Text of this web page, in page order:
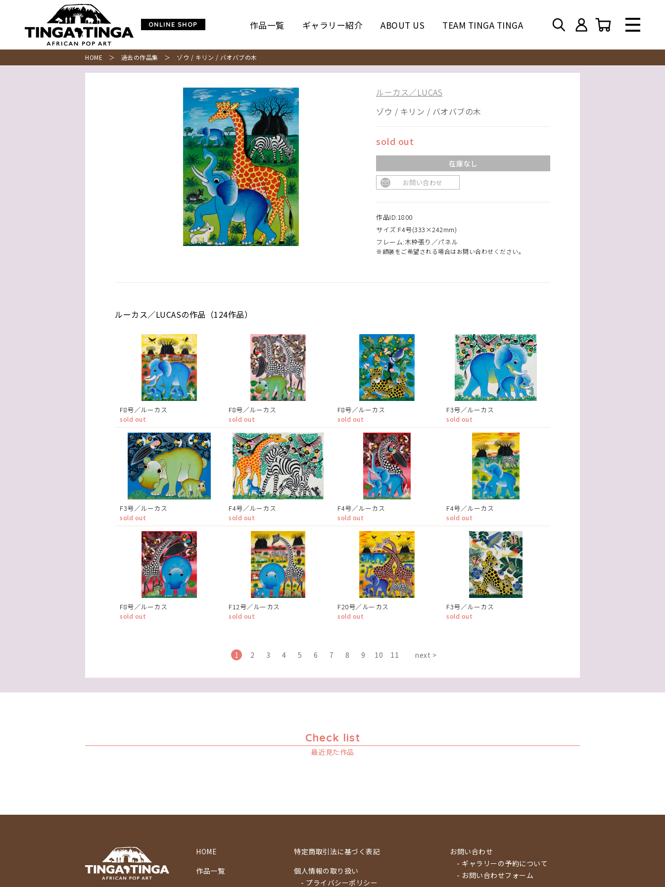
ONLINE SHOP 作品一覧 ギャラリー紹介 ABOUT US TEAM TINGA TINGA
HOME ＞ 過去の作品集 ＞ ゾウ / キリン / バオバブの木
ルーカス／LUCAS
ゾウ / キリン / バオバブの木
sold out
在庫なし
お問い合わせ
作品ID:1800
サイズ:F4号(333×242mm)
フレーム:木枠張り／パネル
※額装をご希望される場合はお問い合わせください。
ルーカス／LUCASの作品（124作品）
F8号／ルーカス
sold out
F8号／ルーカス
sold out
F8号／ルーカス
sold out
F3号／ルーカス
sold out
F3号／ルーカス
sold out
F4号／ルーカス
sold out
F4号／ルーカス
sold out
F4号／ルーカス
sold out
F8号／ルーカス
sold out
F12号／ルーカス
sold out
F20号／ルーカス
sold out
F3号／ルーカス
sold out
1 2 3 4 5 6 7 8 9 10 11 next >
Check list
最近見た作品
HOME
作品一覧
特定商取引法に基づく表記
個人情報の取り扱い
- プライバシーポリシー
お問い合わせ
- ギャラリーの予約について
- お問い合わせフォーム